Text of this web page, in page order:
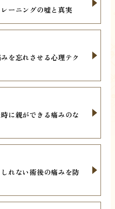
ーニングの嘘と真実
を忘れさせる心理テク
に親ができる痛みのな
れない術後の痛みを防